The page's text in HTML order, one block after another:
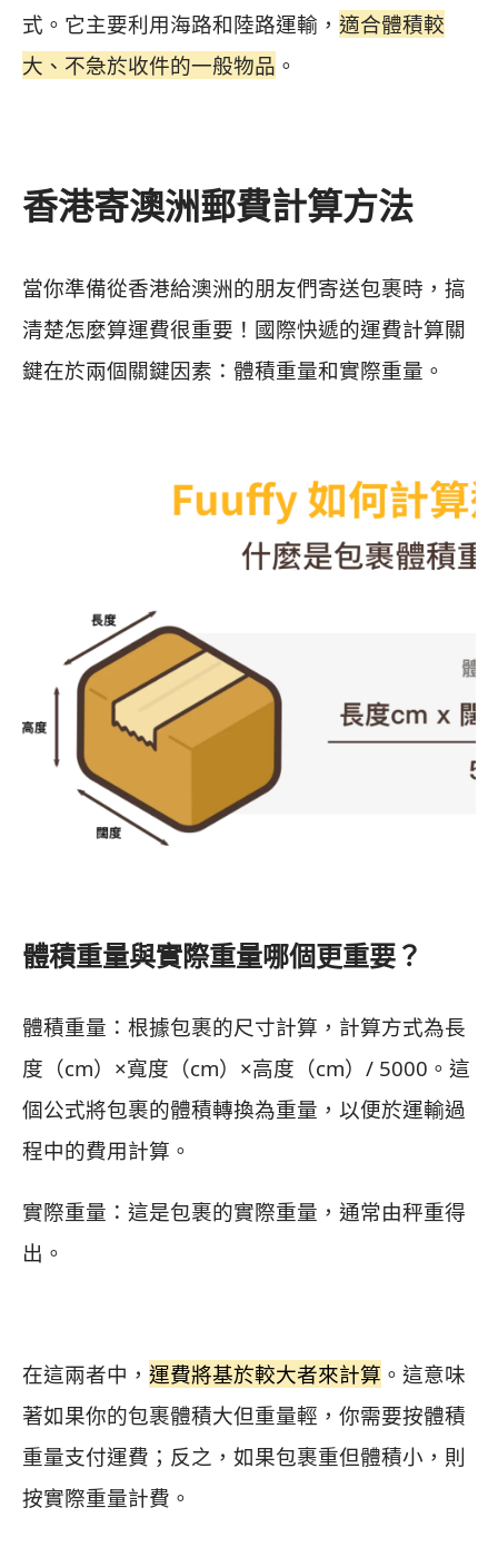
式。它主要利用海路和陸路運輸， 適合體積較
大、不急於收件的一般物品 。
香港寄澳洲郵費計算方法
當你準備從香港給澳洲的朋友們寄送包裹時，搞
清楚怎麼算運費很重要！國際快遞的運費計算關
鍵在於兩個關鍵因素：體積重量和實際重量。
體積重量與實際重量哪個更重要？
體積重量：根據包裹的尺寸計算，計算方式為長
度（cm）×寬度（cm）×高度（cm）/ 5000。這
個公式將包裹的體積轉換為重量，以便於運輸過
程中的費用計算。
實際重量：這是包裹的實際重量，通常由秤重得
出。
在這兩者中， 運費將基於較大者來計算 。這意味
著如果你的包裹體積大但重量輕，你需要按體積
重量支付運費；反之，如果包裹重但體積小，則
按實際重量計費。